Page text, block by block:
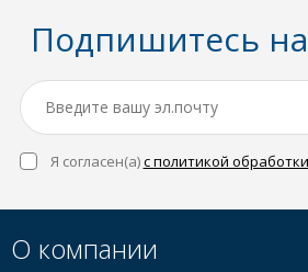
Подпишитесь
Я согласен(a)с политикой
О компании